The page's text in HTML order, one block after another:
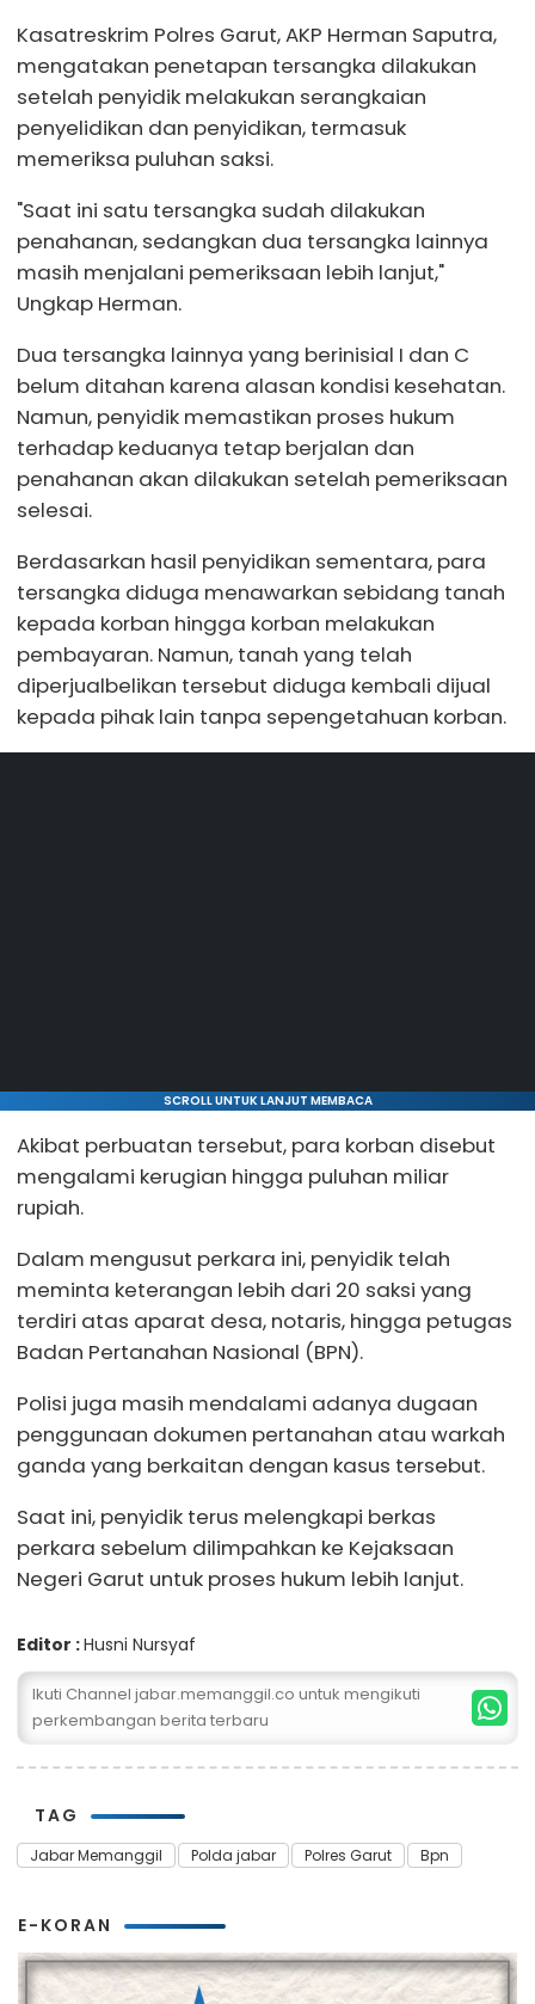
Kasatreskrim Polres Garut, AKP Herman Saputra,
mengatakan penetapan tersangka dilakukan
setelah penyidik melakukan serangkaian
penyelidikan dan penyidikan, termasuk
memeriksa puluhan saksi.
"Saat ini satu tersangka sudah dilakukan
penahanan, sedangkan dua tersangka lainnya
masih menjalani pemeriksaan lebih lanjut,"
Ungkap Herman.
Dua tersangka lainnya yang berinisial I dan C
belum ditahan karena alasan kondisi kesehatan.
Namun, penyidik memastikan proses hukum
terhadap keduanya tetap berjalan dan
penahanan akan dilakukan setelah pemeriksaan
selesai.
Berdasarkan hasil penyidikan sementara, para
tersangka diduga menawarkan sebidang tanah
kepada korban hingga korban melakukan
pembayaran. Namun, tanah yang telah
diperjualbelikan tersebut diduga kembali dijual
kepada pihak lain tanpa sepengetahuan korban.
SCROLL UNTUK LANJUT MEMBACA
Akibat perbuatan tersebut, para korban disebut
mengalami kerugian hingga puluhan miliar
rupiah.
Dalam mengusut perkara ini, penyidik telah
meminta keterangan lebih dari 20 saksi yang
terdiri atas aparat desa, notaris, hingga petugas
Badan Pertanahan Nasional (BPN).
Polisi juga masih mendalami adanya dugaan
penggunaan dokumen pertanahan atau warkah
ganda yang berkaitan dengan kasus tersebut.
Saat ini, penyidik terus melengkapi berkas
perkara sebelum dilimpahkan ke Kejaksaan
Negeri Garut untuk proses hukum lebih lanjut.
Editor :Husni Nursyaf
Ikuti Channel jabar.memanggil.co untuk mengikuti
perkembangan berita terbaru
TAG
Jabar Memanggil Polda jabar Polres Garut Bpn
E-KORAN